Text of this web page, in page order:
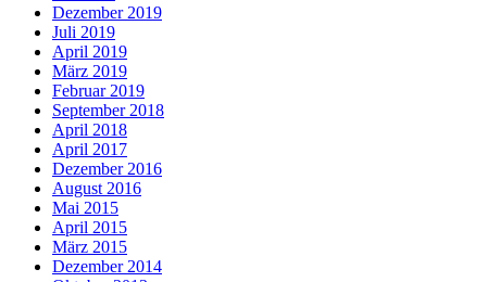
Dezember 2019
Juli 2019
April 2019
März 2019
Februar 2019
September 2018
April 2018
April 2017
Dezember 2016
August 2016
Mai 2015
April 2015
März 2015
Dezember 2014